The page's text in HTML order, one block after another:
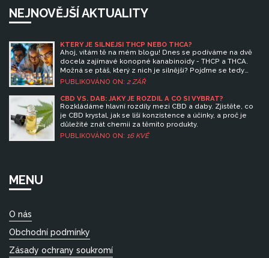
NEJNOVĚJŠÍ AKTUALITY
KTERÝ JE SILNĚJŠÍ THCP NEBO THCA?
Ahoj, vítám tě na mém blogu! Dnes se podíváme na dvě
docela zajímavé konopné kanabinoidy - THCP a THCA.
Možná se ptáš, který z nich je silnější? Pojďme se tedy
ponořit do světa těchto sloučenin, prozkoumat jejich
tento příspěvek ti poskytne užitečné informace a
odpovědi na tvé otázky!
PUBLIKOVÁNO ON: 2 ZÁŘ
CBD VS. DAB: JAKÝ JE ROZDÍL A CO SI VYBRAT?
Rozkládáme hlavní rozdíly mezi CBD a daby. Zjistěte, co
je CBD krystal, jak se liší konzistence a účinky, a proč je
důležité znát chemii za těmito produkty.
PUBLIKOVÁNO ON: 16 KVĚ
MENU
O nás
Obchodní podmínky
Zásady ochrany soukromí